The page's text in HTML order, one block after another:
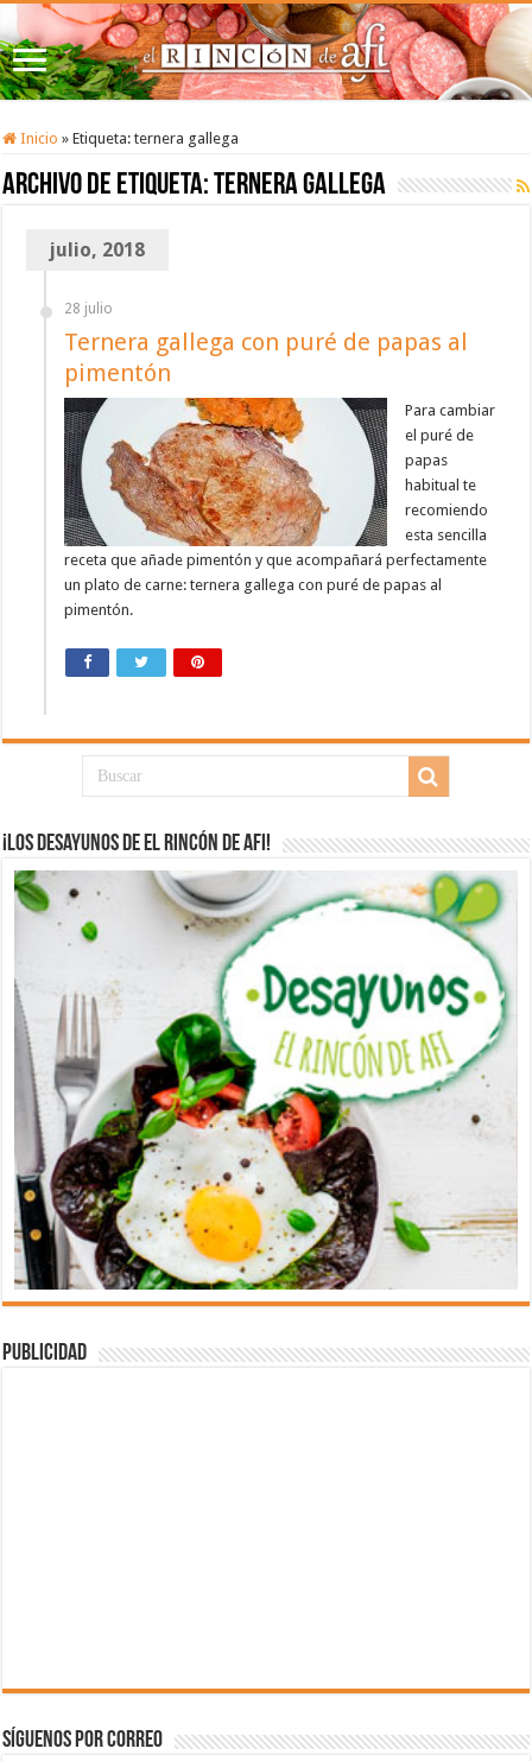
Inicio » Etiqueta:ternera gallega
Archivo de etiqueta:ternera gallega
julio, 2018
28 julio
Ternera gallega con puré de papas al
pimentón
Para cambiar
el puré de
papas
habitual te
recomiendo
esta sencilla
receta que añade pimentón y que acompañará perfectamente
un plato de carne: ternera gallega con puré de papas al
pimentón.
¡Los desayunos de El Rincón de Afi!
Publicidad
Síguenos por correo